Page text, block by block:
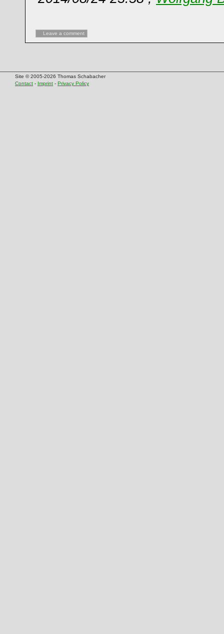
Leave a comment
Site © 2005-2026 Thomas Schabacher
Contact - Imprint - Privacy Policy